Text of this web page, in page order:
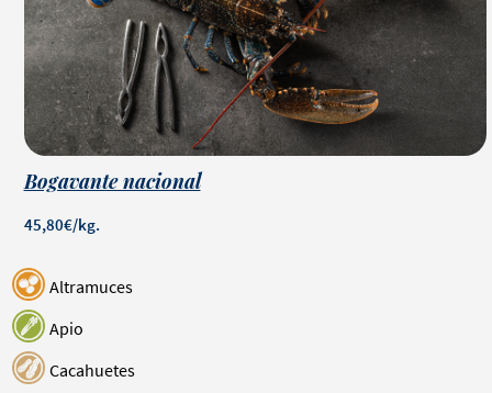
Bogavante nacional
45,80€/kg.
Altramuces
Apio
Cacahuetes